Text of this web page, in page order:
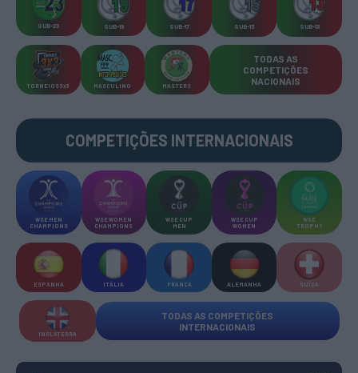
SUB-23 SUB-19 SUB-17 SUB-15 SUB-13
TORNEIOS 3x3 MASCULINO MASTERS
TODAS AS
COMPETIÇÕES
NACIONAIS
COMPETIÇÕES INTERNACIONAIS
WSE MEN
CHAMPIONS
WSE WOMEN
CHAMPIONS
WSE CUP
MEN
WSE CUP
WOMEN
WSE
TROPHY
ESPANHA ITÁLIA FRANÇA ALEMANHA SUÍÇA
INGLATERRA
TODAS AS COMPETIÇÕES
INTERNACIONAIS